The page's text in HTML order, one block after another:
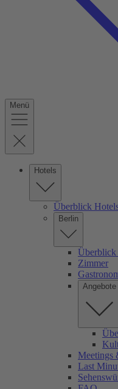
Menü
Hotels
Überblick
Berlin
Überblick
Zimmer
Angebote
Meetings
Last